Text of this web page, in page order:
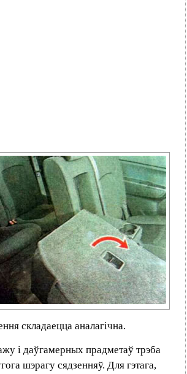
складаецца аналагічна.
і даўгамерных прадметаў трэба
шэрагу сядзенняў. Для гэтага,